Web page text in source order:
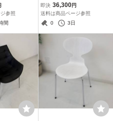
■管理番
参照
間
プシー コンスタンチン・
グルチッチ 昇降テーブル
■管理番号：D-06-29
即決 36,300円
送料は商品ページ参照
0
3日